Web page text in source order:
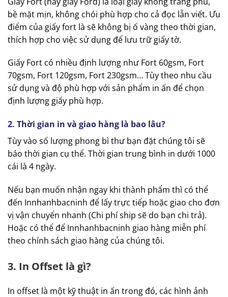
bề mặt mịn, không chói phù hợp cho cả đọc lẫn viết. Ưu
điểm của giấy fort là sẽ không bị ố vàng theo thời gian,
thích hợp cho việc sử dụng để lưu trữ giấy tờ.
Giấy Fort có nhiều định lượng như Fort 60gsm, Fort
70gsm, Fort 120gsm, Fort 230gsm… Tùy theo nhu cầu
sử dụng và độ phù hợp với sản phẩm in ấn để chọn
định lượng giấy phù hợp.
2. Thời gian in và giao hàng là bao lâu?
Tùy vào số lượng phong bì thư bạn đặt chúng tôi sẽ
báo thời gian cụ thể. Thời gian trung bình in dưới 1000
cái là 4 ngày.
Nếu bạn muốn nhận ngay khi thành phẩm thì có thể
đến Innhanhbacninh để lấy trực tiếp hoặc giao cho đơn
vị vận chuyển nhanh (Chi phí ship sẽ do bạn chi trả).
Hoặc có thể để Innhanhbacninh giao hàng miễn phí
theo chính sách giao hàng của chúng tôi.
3. In Offset là gì?
In offset là một kỹ thuật in ấn trong đó, các hình ảnh